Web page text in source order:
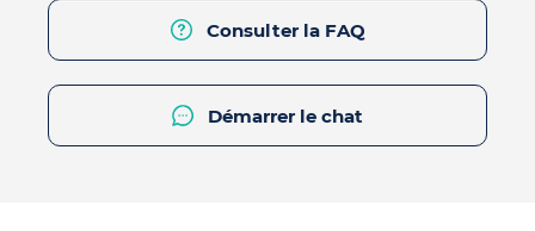
Consulter la FAQ
Démarrer le chat